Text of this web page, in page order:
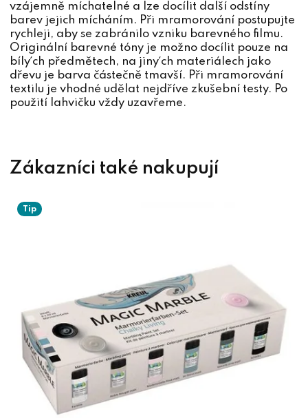
vzájemně míchatelné a lze docílit další odstíny
barev jejich mícháním. Při mramorování postupujte
rychleji, aby se zabránilo vzniku barevného filmu.
Originální barevné tóny je možno docílit pouze na
bíly´ch předmětech, na jiny´ch materiálech jako
dřevu je barva částečně tmavší. Při mramorování
textilu je vhodné udělat nejdříve zkušební testy. Po
použití lahvičku vždy uzavřeme.
Tip